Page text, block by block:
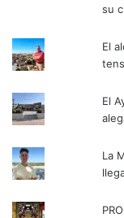
su
El
El
La